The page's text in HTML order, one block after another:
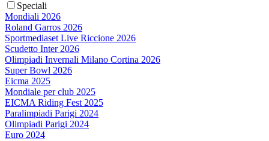
Speciali
Mondiali 2026
Roland Garros 2026
Sportmediaset Live Riccione 2026
Scudetto Inter 2026
Olimpiadi Invernali Milano Cortina 2026
Super Bowl 2026
Eicma 2025
Mondiale per club 2025
EICMA Riding Fest 2025
Paralimpiadi Parigi 2024
Olimpiadi Parigi 2024
Euro 2024